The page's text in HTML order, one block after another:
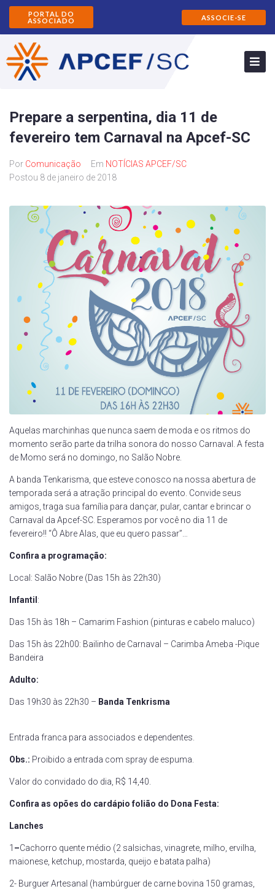
PORTAL DO
ASSOCIADO
ASSOCIE-SE
Prepare a serpentina, dia 11 de
fevereiro tem Carnaval na Apcef-SC
Por Comunicação Em NOTÍCIAS APCEF/SC
Postou 8 de janeiro de 2018
Aquelas marchinhas que nunca saem de moda e os ritmos do
momento serão parte da trilha sonora do nosso Carnaval. A festa
de Momo será no domingo, no Salão Nobre.
A banda Tenkarisma, que esteve conosco na nossa abertura de
temporada será a atração principal do evento. Convide seus
amigos, traga sua família para dançar, pular, cantar e brincar o
Carnaval da Apcef-SC. Esperamos por você no dia 11 de
fevereiro!! “Ô Abre Alas, que eu quero passar”…
Confira a programação:
Local: Salão Nobre (Das 15h às 22h30)
Infantil :
Das 15h às 18h – Camarim Fashion (pinturas e cabelo maluco)
Das 15h às 22h00: Bailinho de Carnaval – Carimba Ameba -Pique
Bandeira
Adulto:
Das 19h30 às 22h30 – Banda Tenkrisma
Entrada franca para associados e dependentes.
Obs.: Proibido a entrada com spray de espuma.
Valor do convidado do dia, R$ 14,40.
Confira as opões do cardápio folião do Dona Festa:
Lanches
1 –Cachorro quente médio (2 salsichas, vinagrete, milho, ervilha,
maionese, ketchup, mostarda, queijo e batata palha)
2- Burguer Artesanal (hambúrguer de carne bovina 150 gramas,